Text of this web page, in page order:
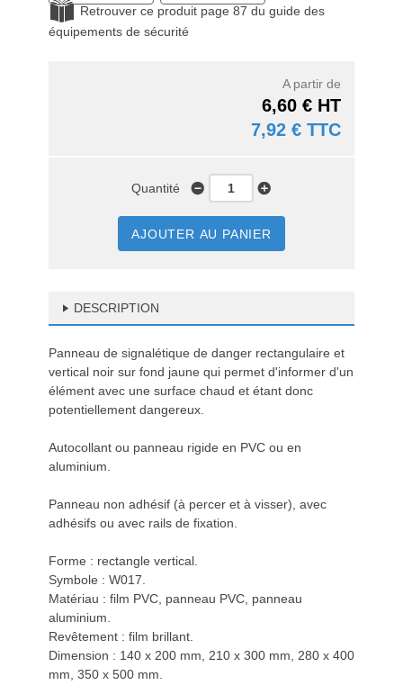
Retrouver ce produit page 87 du guide des
équipements de sécurité
A partir de
6,60 € HT
7,92 € TTC
Quantité
AJOUTER AU PANIER
DESCRIPTION
Panneau de signalétique de danger rectangulaire et
vertical noir sur fond jaune qui permet d'informer d'un
élément avec une surface chaud et étant donc
potentiellement dangereux.
Autocollant ou panneau rigide en PVC ou en
aluminium.
Panneau non adhésif (à percer et à visser), avec
adhésifs ou avec rails de fixation.
Forme : rectangle vertical.
Symbole : W017.
Matériau : film PVC, panneau PVC, panneau
aluminium.
Revêtement : film brillant.
Dimension : 140 x 200 mm, 210 x 300 mm, 280 x 400
mm, 350 x 500 mm.